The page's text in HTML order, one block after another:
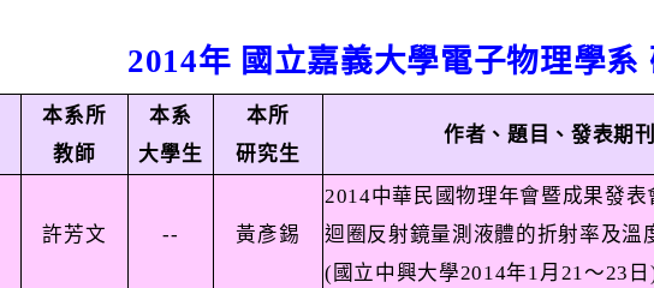
2014年 國立嘉義大學電子物理學系
本系所
教師
本系
大學生
本所
研究生
作者、題目、發表期
許芳文 -- 黃彥錫
2014中華民國物理年會暨成果發
迴圈反射鏡量測液體的折射率及溫
( 國立中興大學2014年1月 21～23 日